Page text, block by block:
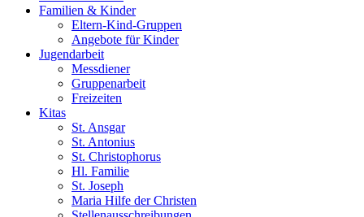
Familien & Kinder
Eltern-Kind-Gruppen
Angebote für Kinder
Jugend­arbeit
Messdiener
Gruppenarbeit
Freizeiten
Kitas
St. Ansgar
St. Antonius
St. Christophorus
Hl. Familie
St. Joseph
Maria Hilfe der Christen